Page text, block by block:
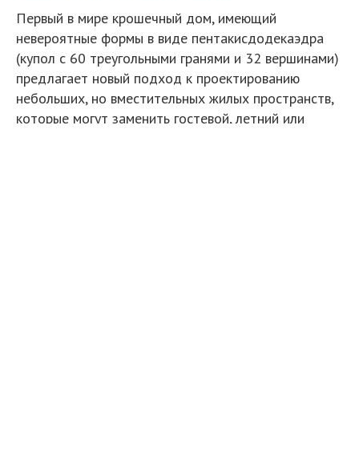
Первый в мире крошечный дом, имеющий
невероятные формы в виде пентакисдодекаэдра
(купол с 60 треугольными гранями и 32 вершинами)
предлагает новый подход к проектированию
небольших, но вместительных жилых пространств,
которые могут заменить гостевой, летний или